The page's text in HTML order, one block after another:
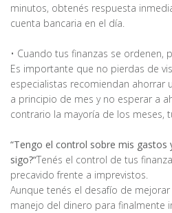
minutos, obtenés respuesta
cuenta bancaria en el día.
• Cuando tus finanzas se ordenen,
Es importante que no pierdas de
especialistas recomiendan ahorrar
a principio de mes y no esperar a
contrario la mayoría de los meses,
“Tengo el control sobre mis gastos
sigo?“Tenés el control de tus
precavido frente a imprevistos.
Aunque tenés el desafío de
manejo del dinero para finalmente